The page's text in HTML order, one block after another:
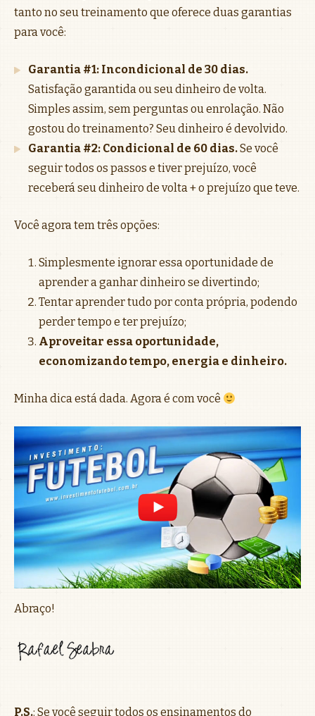
tanto no seu treinamento que oferece duas garantias
para você:
Garantia #1: Incondicional de 30 dias.
Satisfação garantida ou seu dinheiro de volta.
Simples assim, sem perguntas ou enrolação. Não
gostou do treinamento? Seu dinheiro é devolvido.
Garantia #2: Condicional de 60 dias.Se você
seguir todos os passos e tiver prejuízo, você
receberá seu dinheiro de volta + o prejuízo que teve.
Você agora tem três opções:
Simplesmente ignorar essa oportunidade de
aprender a ganhar dinheiro se divertindo;
Tentar aprender tudo por conta própria, podendo
perder tempo e ter prejuízo;
Aproveitar essa oportunidade,
economizando tempo, energia e dinheiro.
Minha dica está dada. Agora é com você
Abraço!
P.S.: Se você seguir todos os ensinamentos do